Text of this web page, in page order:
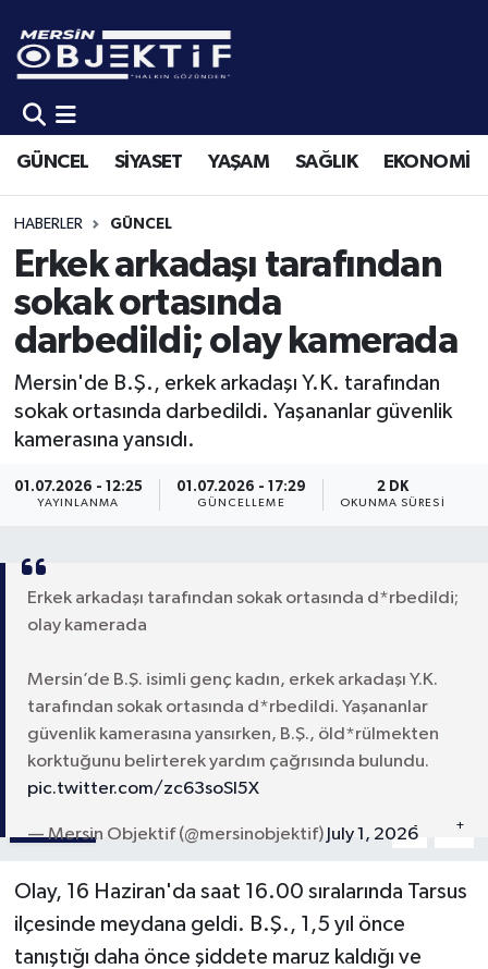
GÜNCEL SİYASET YAŞAM SAĞLIK EKONOMİ
HABERLER GÜNCEL
Erkek arkadaşı tarafından
sokak ortasında
darbedildi; olay kamerada
Mersin'de B.Ş., erkek arkadaşı Y.K. tarafından
sokak ortasında darbedildi. Yaşananlar güvenlik
kamerasına yansıdı.
01.07.2026 - 12:25
YAYINLANMA
01.07.2026 - 17:29
GÜNCELLEME
2 DK
OKUNMA SÜRESI
Erkek arkadaşı tarafından sokak ortasında d*rbedildi;
olay kamerada
Mersin’de B.Ş. isimli genç kadın, erkek arkadaşı Y.K.
tarafından sokak ortasında d*rbedildi. Yaşananlar
güvenlik kamerasına yansırken, B.Ş., öld*rülmekten
korktuğunu belirterek yardım çağrısında bulundu.
pic.twitter.com/zc63soSl5X
— Mersin Objektif (@mersinobjektif) July 1, 2026
Paylaş A- +
Olay, 16 Haziran'da saat 16.00 sıralarında Tarsus
ilçesinde meydana geldi. B.Ş., 1,5 yıl önce
tanıştığı daha önce şiddete maruz kaldığı ve
GÜNCEL
SİYASET
YAŞAM
SAĞLIK
EKONOMİ
KÜLTÜR-SANAT
Mersin Hava Durumu
Mersin Trafik Yoğunluk Haritası
Süper Lig Puan Durumu ve Fikstür
Tüm Manşetler
Son Dakika Haberleri